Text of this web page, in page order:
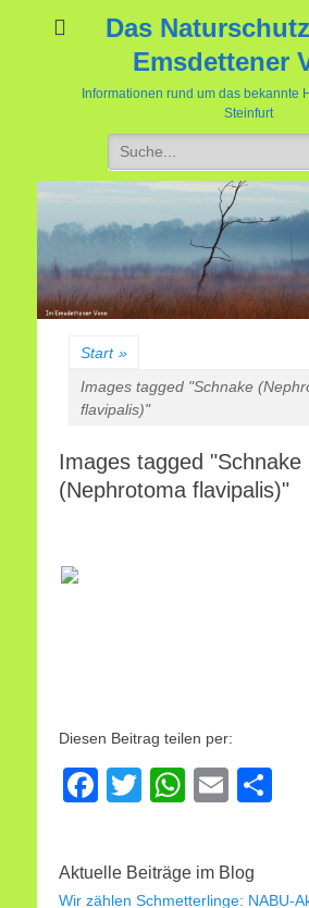
Das
Emsdettener
Informationen rund um das bekannte
Steinfurt
Suchen
nach:
Start »
Images tagged "Schnake
flavipalis)"
Images tagged "Schnake
(Nephrotoma flavipalis)"
Diesen Beitrag teilen per:
F
e
T
er
W
s
E
n
Aktuelle Beiträge im Blog
Wir zählen Schmetterlinge: NABU-